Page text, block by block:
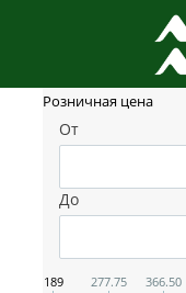
Фильтр товаров
Розничная цена
От
До
189 277.75 366.50